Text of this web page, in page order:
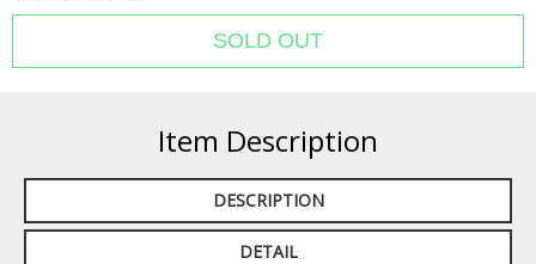
Item Description
DESCRIPTION
DETAIL